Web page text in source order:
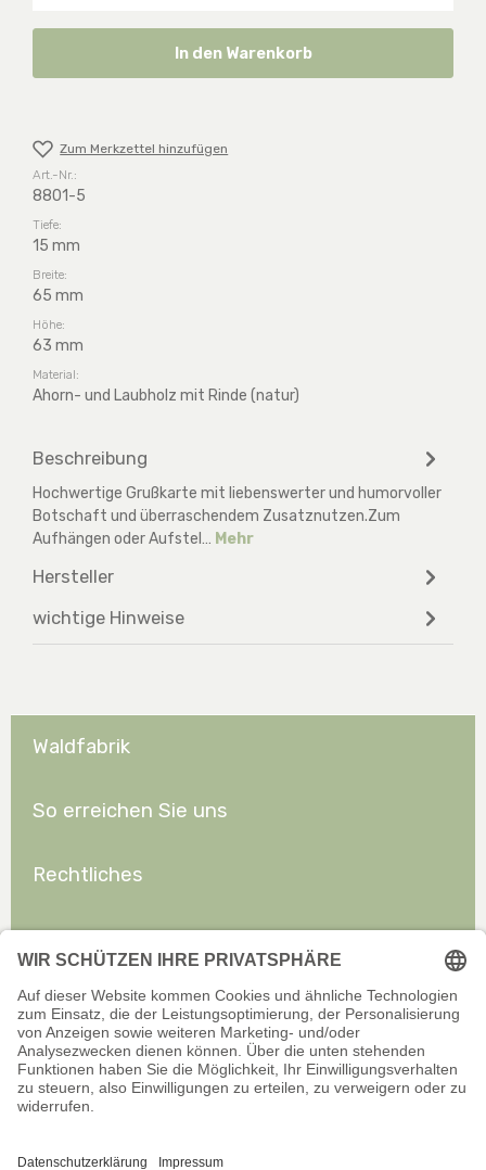
In den Warenkorb
Zum Merkzettel hinzufügen
Art.-Nr.:
8801-5
Tiefe:
15 mm
Breite:
65 mm
Höhe:
63 mm
Material:
Ahorn- und Laubholz mit Rinde (natur)
Beschreibung
Hochwertige Grußkarte mit liebenswerter und humorvoller
Botschaft und überraschendem Zusatznutzen.Zum
Aufhängen oder Aufstel… Mehr
Hersteller
wichtige Hinweise
Waldfabrik
So erreichen Sie uns
Rechtliches